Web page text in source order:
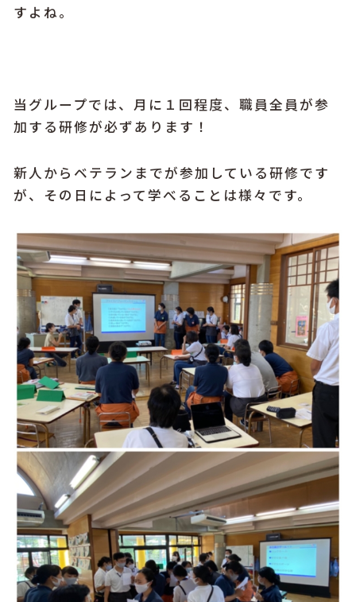
すよね。
当グループでは、月に１回程度、職員全員が参
加する研修が必ずあります！
新人からベテランまでが参加している研修です
が、その日によって学べることは様々です。